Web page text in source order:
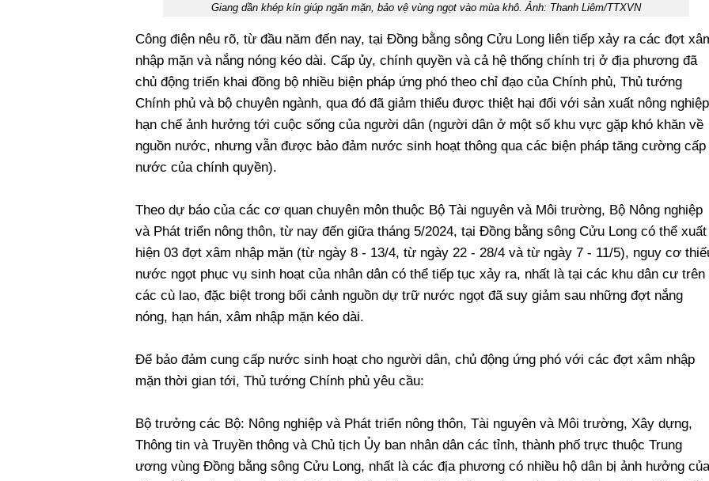
Giang dần khép kín giúp ngăn mặn, bảo vệ vùng ngọt vào mùa khô. Ảnh: Thanh Liêm/TTXVN
Công điện nêu rõ, từ đầu năm đến nay, tại Đồng bằng sông Cửu Long liên tiếp xảy ra các đợt
nhập mặn và nắng nóng kéo dài. Cấp ủy, chính quyền và cả hệ thống chính trị ở địa phương đã
chủ động triển khai đồng bộ nhiều biện pháp ứng phó theo chỉ đạo của Chính phủ, Thủ tướng
Chính phủ và bộ chuyên ngành, qua đó đã giảm thiểu được thiệt hại đối với sản xuất nông
hạn chế ảnh hưởng tới cuộc sống của người dân (người dân ở một số khu vực gặp khó khăn về
nguồn nước, nhưng vẫn được bảo đảm nước sinh hoạt thông qua các biện pháp tăng cường cấp
nước của chính quyền).
Theo dự báo của các cơ quan chuyên môn thuộc Bộ Tài nguyên và Môi trường, Bộ Nông nghiệp
và Phát triển nông thôn, từ nay đến giữa tháng 5/2024, tại Đồng bằng sông Cửu Long có thể xuất
hiện 03 đợt xâm nhập mặn (từ ngày 8 - 13/4, từ ngày 22 - 28/4 và từ ngày 7 - 11/5), nguy cơ
nước ngọt phục vụ sinh hoạt của nhân dân có thể tiếp tục xảy ra, nhất là tại các khu dân cư trên
các cù lao, đặc biệt trong bối cảnh nguồn dự trữ nước ngọt đã suy giảm sau những đợt nắng
nóng, hạn hán, xâm nhập mặn kéo dài.
Để bảo đảm cung cấp nước sinh hoạt cho người dân, chủ động ứng phó với các đợt xâm nhập
mặn thời gian tới, Thủ tướng Chính phủ yêu cầu:
Bộ trưởng các Bộ: Nông nghiệp và Phát triển nông thôn, Tài nguyên và Môi trường, Xây dựng,
Thông tin và Truyền thông và Chủ tịch Ủy ban nhân dân các tỉnh, thành phố trực thuộc Trung
ương vùng Đồng bằng sông Cửu Long, nhất là các địa phương có nhiều hộ dân bị ảnh hưởng của